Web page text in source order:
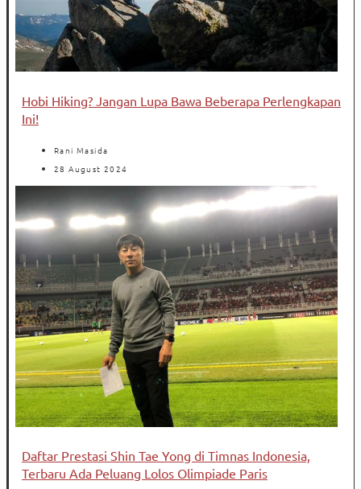
Hobi Hiking? Jangan Lupa Bawa Beberapa Perlengkapan
Ini!
Rani Masida
28 August 2024
Daftar Prestasi Shin Tae Yong di Timnas Indonesia,
Terbaru Ada Peluang Lolos Olimpiade Paris